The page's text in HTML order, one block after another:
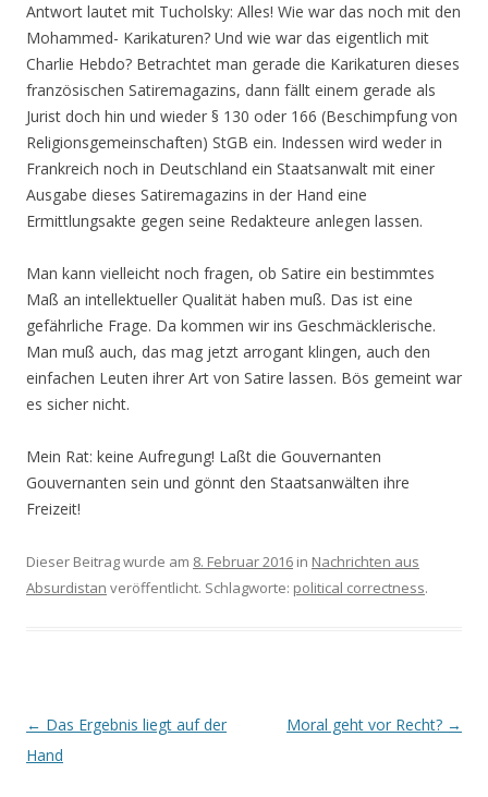
Antwort lautet mit Tucholsky: Alles! Wie war das noch mit den
Mohammed- Karikaturen? Und wie war das eigentlich mit
Charlie Hebdo? Betrachtet man gerade die Karikaturen dieses
französischen Satiremagazins, dann fällt einem gerade als
Jurist doch hin und wieder § 130 oder 166 (Beschimpfung von
Religionsgemeinschaften) StGB ein. Indessen wird weder in
Frankreich noch in Deutschland ein Staatsanwalt mit einer
Ausgabe dieses Satiremagazins in der Hand eine
Ermittlungsakte gegen seine Redakteure anlegen lassen.
Man kann vielleicht noch fragen, ob Satire ein bestimmtes
Maß an intellektueller Qualität haben muß. Das ist eine
gefährliche Frage. Da kommen wir ins Geschmäcklerische.
Man muß auch, das mag jetzt arrogant klingen, auch den
einfachen Leuten ihrer Art von Satire lassen. Bös gemeint war
es sicher nicht.
Mein Rat: keine Aufregung! Laßt die Gouvernanten
Gouvernanten sein und gönnt den Staatsanwälten ihre
Freizeit!
Dieser Beitrag wurde am 8. Februar 2016 in Nachrichten aus
Absurdistan veröffentlicht. Schlagworte: political correctness.
Beitrags-
Navigation
← Das Ergebnis liegt auf der
Hand
Moral geht vor Recht? →